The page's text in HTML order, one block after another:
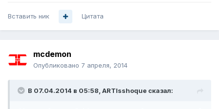
Вставить ник Цитата
mcdemon
Опубликовано 7 апреля, 2014
В 07.04.2014 в 05:58, ARTIsshoque сказал: